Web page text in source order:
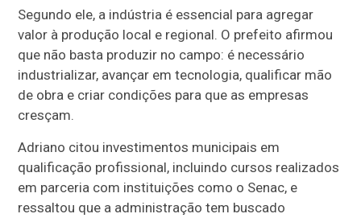
Segundo ele, a indústria é essencial para agregar
valor à produção local e regional. O prefeito afirmou
que não basta produzir no campo: é necessário
industrializar, avançar em tecnologia, qualificar mão
de obra e criar condições para que as empresas
cresçam.
Adriano citou investimentos municipais em
qualificação profissional, incluindo cursos realizados
em parceria com instituições como o Senac, e
ressaltou que a administração tem buscado